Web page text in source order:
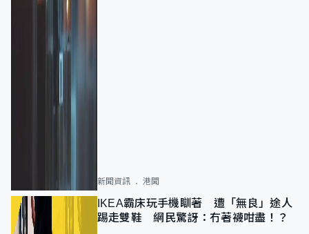
新聞資訊 港聞
IKEA霸床玩手機瞓著 遭「無良」途人
踢走雙鞋 網民驚訝：冇著襪咁盡！？